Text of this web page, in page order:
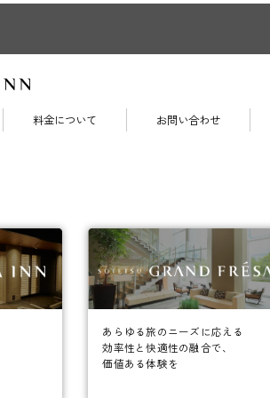
料金について お問い合わせ
あらゆる旅のニーズに応える
効率性と快適性の融合で、
価値ある体験を